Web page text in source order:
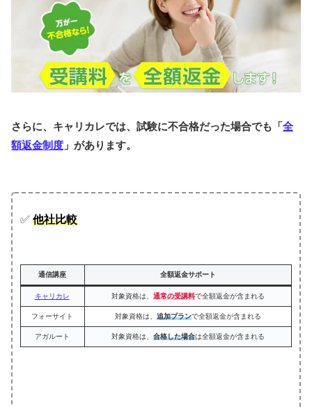
さらに、キャリカレでは、試験に不合格だった場合でも「全
額返金制度 」があります。
✅ 他社比較
通信講座 全額返金サポート
キャリカレ 対象資格は、 通常の受講料で全額返金が含まれる
フォーサイト 対象資格は、 追加プランで全額返金が含まれる
アガルート 対象資格は、 合格した場合は全額返金が含まれる